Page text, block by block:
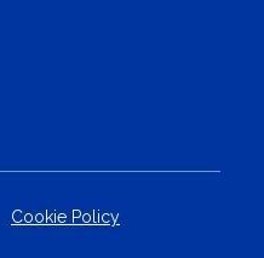
Cookie Policy